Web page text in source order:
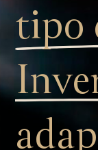
tipo